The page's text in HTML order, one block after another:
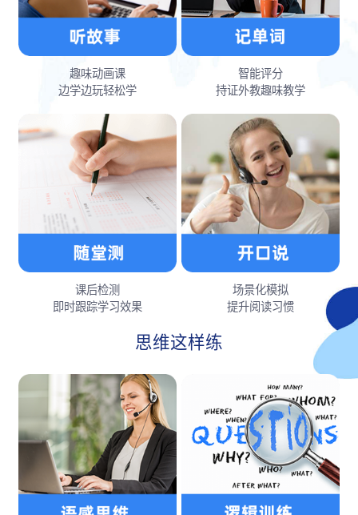
趣味动画课
边学边玩轻松学
智能评分
持证外教趣味教学
课后检测
即时跟踪学习效果
场景化模拟
提升阅读习惯
思维这样练